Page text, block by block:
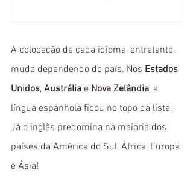
A colocação de cada idioma, entretanto,
muda dependendo do país. Nos Estados
Unidos, Austrália e Nova Zelândia, a
língua espanhola ficou no topo da lista.
Já o inglês predomina na maioria dos
países da América do Sul, África, Europa
e Ásia!